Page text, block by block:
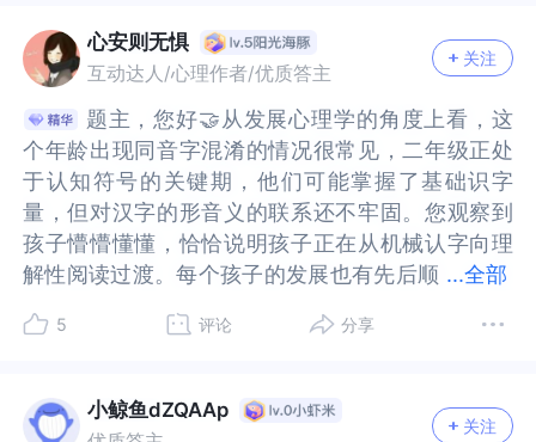
不同词语，再用这些词语造句。比如“结”，让孩子
想到“团结”“结石”等词并造句。这是个循序渐进的积
累过程，通过不断接触、运用，孩子能加深对同一
个字在不同语境中的理解，等积累到一定程度，对
同音字的辨识能力自然就会提高。总之，您没必要
为了这件事过度焦虑。即使孩子真的存在这方面问
题，只要症状不是越来越严重，也不一定会对他整
个人生产生特别大的影响。而且很多这类问题是可
到一些小坎坷，这只是其中一段需要我们一起用心
慢好起来。
不同词语，再用这些词语造句。比如“结”，让孩子
想到“团结”“结石”等词并造句。这是个循序渐进的积
累过程，通过不断接触、运用，孩子能加深对同一
个字在不同语境中的理解，等积累到一定程度，对
同音字的辨识能力自然就会提高。总之，您没必要
为了这件事过度焦虑。即使孩子真的存在这方面问
题，只要症状不是越来越严重，也不一定会对他整
个人生产生特别大的影响。而且很多这类问题是可
到一些小坎坷，这只是其中一段需要我们一起用心
慢好起来。
法，很多时候孩子出现学习的问题只是一个暂时的
发展性问题，但如果过于敏感，就可能演变为心理
问题，有一句话我很认同，一个孩子心理病了，其
实是一个家庭系统生病了，当然您的情况目前看还
没有出现这样的变化，我们可以及时意识到及时觉
察及时调整。一个家庭能够团结一致，共同承担，
一起成长，我相信任何困难都可以迎刃而解，问题
是不会停止的，但家人之间互相协作互相支持的默
契和感受会一直在，这是爱的体现。以上是我的一
点想法和感受和您分享，如果需要也欢迎您来和我
孩子出现学习的问题只是一个暂时的发展性问题，
但如果过于敏感，就可能演变为心理问题，有一句
话我很认同，一个孩子心理病了，其实是一个家庭
系统生病了，当然您的情况目前看还没有出现这样
的变化，我们可以及时意识到及时觉察及时调整。
一个家庭能够团结一致，共同承担，一起成长，我
相信任何困难都可以迎刃而解，问题是不会停止
的，但家人之间互相协作互相支持的默契和感受会
一直在，这是爱的体现。以上是我的一点想法和感
受和您分享，如果需要也欢迎您来和我探讨。
试先说一说，允许孩子慢慢去接受。很多时候孩子
也会担心，孩子自己不懂这里的结，而引发紧张和
子进步一点点，父母都是鼓励和肯定，会不会理解
很顺利呢？我们回到自己的八岁时光～那时候遇到
肯定和表扬的老师，或者父母，我们自己的心情是
什么样的？假如我们遇到批评的老师和生气的父
母，大脑会很快清醒还是空白呢？智慧如你，愿意
主动寻求帮助的妈妈也会寻求更好的更多的办法，
关注一些青少年的作文，大量的阅读，保持现在这
记得那时候一年级开始和孩子养成阅读习惯，日后
说一说，允许孩子慢慢去接受。很多时候孩子也会
担心，孩子自己不懂这里的结，而引发紧张和不
进步一点点，父母都是鼓励和肯定，会不会理解很
顺利呢？我们回到自己的八岁时光～那时候遇到肯
定和表扬的老师，或者父母，我们自己的心情是什
么样的？假如我们遇到批评的老师和生气的父母，
大脑会很快清醒还是空白呢？智慧如你，愿意主动
寻求帮助的妈妈也会寻求更好的更多的办法，关注
一些青少年的作文，大量的阅读，保持现在这样的
那时候一年级开始和孩子养成阅读习惯，日后对她
不到，这确实容易产生焦虑。请你注意控制程度‌，
以免过度焦虑影响孩子。比如孩子容易形成"我学不
好语文"的负面心理暗示，为迎合家长检查而机械记
忆，失去文字探索。而家长错过观察孩子其他天赋
的机会，还使得亲子关系逐渐演变成“纠错关系”。
妈妈的爱意满满，对孩子的关注度也高。不过还是
请你学习适度关注，给孩子也给自己成长的空间。
不同的成长阶段本来就有不同的绽放方式‌。孩子对
文字的懵懂，恰恰是他大脑正在编织一张独特的语
义网络。我们确实很容易用成年人的认知水平去“评
判”孩子的学习过程‌，这种是焦虑的核心来源。你现
文字2年。请你回忆小时候是否也曾分不
清“蓝”和“篮”？研究显示，大多数孩子在小学低年级
这确实容易产生焦虑。请你注意控制程度‌，以免过
度焦虑影响孩子。比如孩子容易形成"我学不好语
文"的负面心理暗示，为迎合家长检查而机械记忆，
失去文字探索。而家长错过观察孩子其他天赋的机
会，还使得亲子关系逐渐演变成“纠错关系”。妈妈
的爱意满满，对孩子的关注度也高。不过还是请你
学习适度关注，给孩子也给自己成长的空间。不同
的成长阶段本来就有不同的绽放方式‌。孩子对文字
的懵懂，恰恰是他大脑正在编织一张独特的语义网
络。我们确实很容易用成年人的认知水平去“评
判”孩子的学习过程‌，这种是焦虑的核心来源。你现
文字2年。请你回忆小时候是否也曾分不
清“蓝”和“篮”？研究显示，大多数孩子在小学低年级
心安则无惧
互动达人/心理作者/优质答主
关注
...全部
题主，您好🤝从发展心理学的角度上看，这
个年龄出现同音字混淆的情况很常见，二年级正处
于认知符号的关键期，他们可能掌握了基础识字
量，但对汉字的形音义的联系还不牢固。您观察到
孩子懵懵懂懂，恰恰说明孩子正在从机械认字向理
解性阅读过渡。每个孩子的发展也有先后顺
整。1️⃣强化“字义”教学，告别孤立认字字不离词，
生字时，一定要结合它最常用、最核心的词语来
教，并用简单句子让孩子理解这个词的意思。（等
个年龄出现同音字混淆的情况很常见，二年级正处
于认知符号的关键期，他们可能掌握了基础识字
量，但对汉字的形音义的联系还不牢固。您观察到
孩子懵懵懂懂，恰恰说明孩子正在从机械认字向理
解性阅读过渡。每个孩子的发展也有先后顺序和特
化“字义”教学，告别孤立认字字不离词，词不离
时，一定要结合它最常用、最核心的词语来教，并
用简单句子让孩子理解这个词的意思。（等三年级
5 评论 分享
小鲸鱼dZQAAp
关注